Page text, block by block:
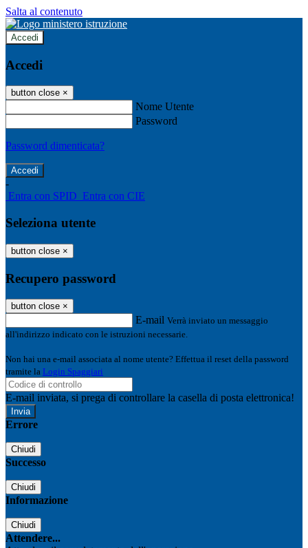
Salta al contenuto
Accedi
Accedi
button close ×
Nome Utente
Password
Password dimenticata?
-
Entra con SPID Entra con CIE
Seleziona utente
button close ×
Recupero password
button close ×
E-mail Verrà inviato un messaggio
all'indirizzo indicato con le istruzioni necessarie.
Non hai una e-mail associata al nome utente? Effettua il reset della password
tramite la Login Spaggiari
E-mail inviata, si prega di controllare la casella di posta elettronica!
Errore
Chiudi
Successo
Chiudi
Informazione
Chiudi
Attendere...